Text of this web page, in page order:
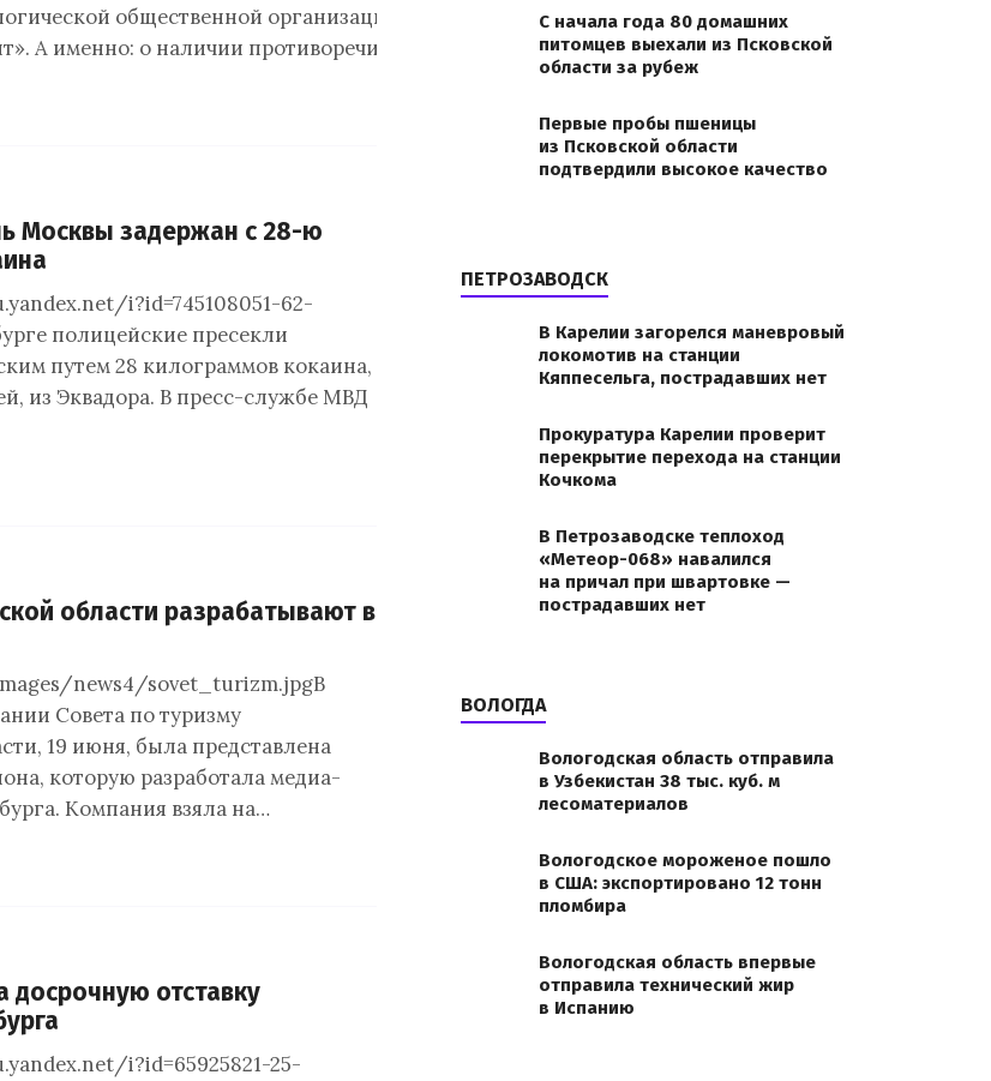
общественной организации
А именно: о наличии противоречий…
Москвы задержан с 28-ю
i?id=745108051-62-
полицейские пресекли
путем 28 килограммов кокаина,
из Эквадора. В пресс-службе МВД
области разрабатывают в
news4/sovet_turizm.jpgВ
Совета по туризму
19 июня, была представлена
которую разработала медиа-
Компания взяла на…
досрочную отставку
i?id=65925821-25-
С начала года 80 домашних
питомцев выехали из Псковской
области за рубеж
Первые пробы пшеницы
из Псковской области
подтвердили высокое качество
ПЕТРОЗАВОДСК
В Карелии загорелся маневровый
локомотив на станции
Кяппесельга, пострадавших нет
Прокуратура Карелии проверит
перекрытие перехода на станции
Кочкома
В Петрозаводске теплоход
«Метеор-068» навалился
на причал при швартовке —
пострадавших нет
ВОЛОГДА
Вологодская область отправила
в Узбекистан 38 тыс. куб. м
лесоматериалов
Вологодское мороженое пошло
в США: экспортировано 12 тонн
пломбира
Вологодская область впервые
отправила технический жир
в Испанию